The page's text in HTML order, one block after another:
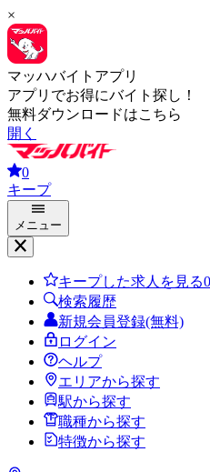
×
マッハバイトアプリ
アプリでお得にバイト探し！
無料ダウンロードはこちら
開く
0
キープ
メニュー
キープした求人を見る0
検索履歴
新規会員登録(無料)
ログイン
ヘルプ
エリアから探す
駅から探す
職種から探す
特徴から探す